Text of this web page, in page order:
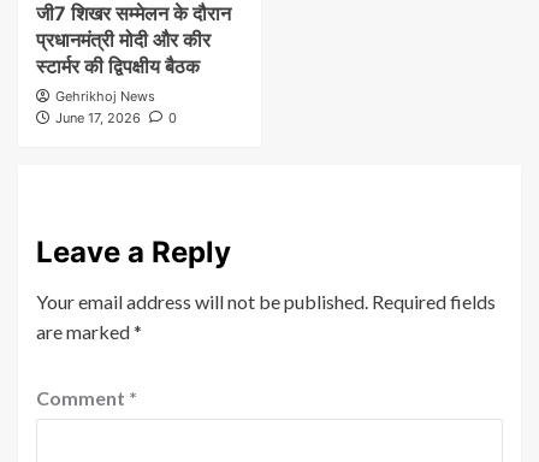
जी7 शिखर सम्मेलन के दौरान
प्रधानमंत्री मोदी और कीर
स्टार्मर की द्विपक्षीय बैठक
Gehrikhoj News
June 17, 2026
0
Leave a Reply
Your email address will not be published. Required fields
are marked*
Comment *